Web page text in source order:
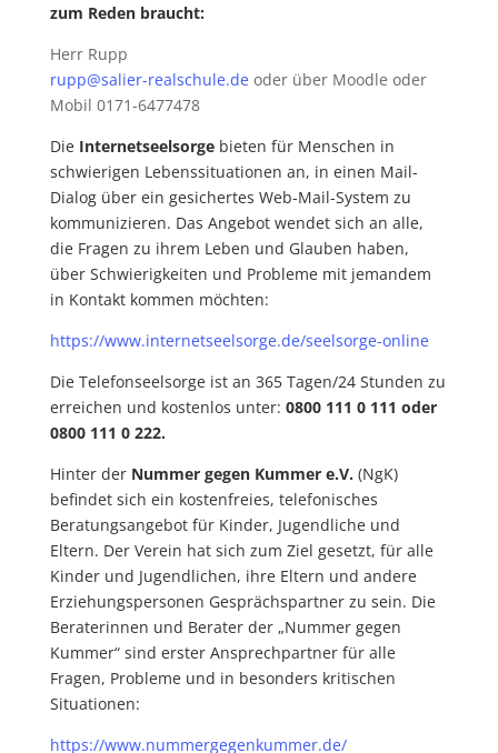
zum Reden braucht:
Herr Rupp
rupp@salier-realschule.de oder über Moodle oder
Mobil 0171-6477478
Die Internetseelsorgebieten für Menschen in
schwierigen Lebenssituationen an, in einen Mail-
Dialog über ein gesichertes Web-Mail-System zu
kommunizieren. Das Angebot wendet sich an alle,
die Fragen zu ihrem Leben und Glauben haben,
über Schwierigkeiten und Probleme mit jemandem
in Kontakt kommen möchten:
https://www.internetseelsorge.de/seelsorge-online
Die Telefonseelsorge ist an 365 Tagen/24 Stunden zu
erreichen und kostenlos unter: 0800 111 0 111 oder
0800 111 0 222.
Hinter der Nummer gegen Kummer e.V. (NgK)
befindet sich ein kostenfreies, telefonisches
Beratungsangebot für Kinder, Jugendliche und
Eltern. Der Verein hat sich zum Ziel gesetzt, für alle
Kinder und Jugendlichen, ihre Eltern und andere
Erziehungspersonen Gesprächspartner zu sein. Die
Beraterinnen und Berater der „Nummer gegen
Kummer“ sind erster Ansprechpartner für alle
Fragen, Probleme und in besonders kritischen
Situationen:
https://www.nummergegenkummer.de/